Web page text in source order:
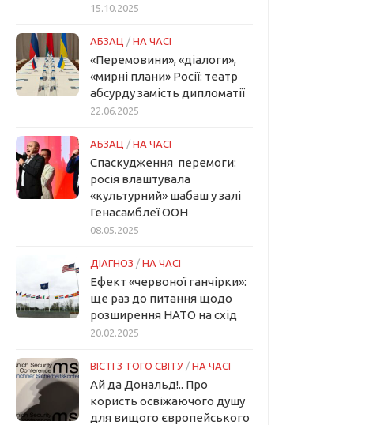
15.10.2025
АБЗАЦ / НА ЧАСІ
«Перемовини», «діалоги»,
«мирні плани» Росії: театр
абсурду замість дипломатії
22.06.2025
АБЗАЦ / НА ЧАСІ
Спаскудження перемоги:
росія влаштувала
«культурний» шабаш у залі
Генасамблеї ООН
08.05.2025
ДІАГНОЗ / НА ЧАСІ
Ефект «червоної ганчірки»:
ще раз до питання щодо
розширення НАТО на схід
20.02.2025
ВІСТІ З ТОГО СВІТУ / НА ЧАСІ
Ай да Дональд!.. Про
користь освіжаючого душу
для вищого європейського